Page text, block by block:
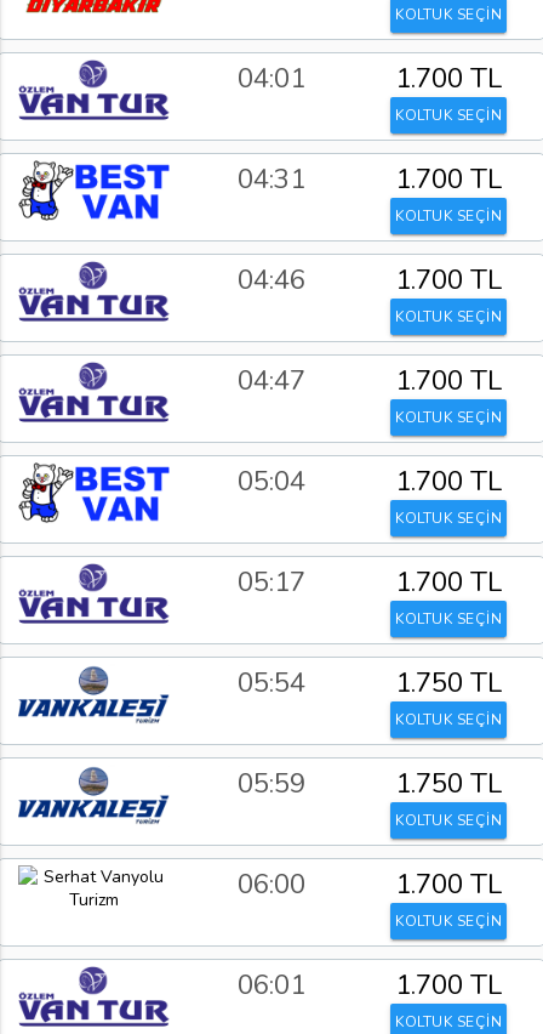
KOLTUK SEÇİN
04:01 1.700 TL
KOLTUK SEÇİN
04:31 1.700 TL
KOLTUK SEÇİN
04:46 1.700 TL
KOLTUK SEÇİN
04:47 1.700 TL
KOLTUK SEÇİN
05:04 1.700 TL
KOLTUK SEÇİN
05:17 1.700 TL
KOLTUK SEÇİN
05:54 1.750 TL
KOLTUK SEÇİN
05:59 1.750 TL
KOLTUK SEÇİN
06:00 1.700 TL
KOLTUK SEÇİN
06:01 1.700 TL
KOLTUK SEÇİN